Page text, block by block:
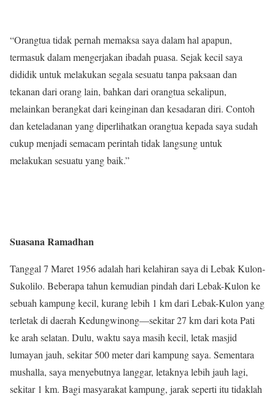
“Orangtua tidak pernah memaksa saya dalam hal apapun,
termasuk dalam mengerjakan ibadah puasa. Sejak kecil saya
dididik untuk melakukan segala sesuatu tanpa paksaan dan
tekanan dari orang lain, bahkan dari orangtua sekalipun,
melainkan berangkat dari keinginan dan kesadaran diri. Contoh
dan keteladanan yang diperlihatkan orangtua kepada saya sudah
cukup menjadi semacam perintah tidak langsung untuk
melakukan sesuatu yang baik.”
Suasana Ramadhan
Tanggal 7 Maret 1956 adalah hari kelahiran saya di Lebak Kulon-
Sukolilo. Beberapa tahun kemudian pindah dari Lebak-Kulon ke
sebuah kampung kecil, kurang lebih 1 km dari Lebak-Kulon yang
terletak di daerah Kedungwinong—sekitar 27 km dari kota Pati
ke arah selatan. Dulu, waktu saya masih kecil, letak masjid
lumayan jauh, sekitar 500 meter dari kampung saya. Sementara
mushalla, saya menyebutnya langgar, letaknya lebih jauh lagi,
sekitar 1 km. Bagi masyarakat kampung, jarak seperti itu tidaklah